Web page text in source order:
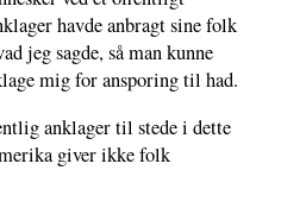
havde anbragt sine folk
jeg sagde, så man kunne
mig for ansporing til had.
anklager til stede i dette
giver ikke folk